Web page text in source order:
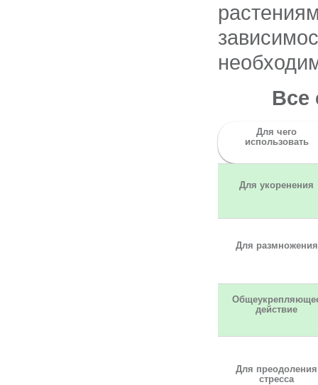
Все
Для чего
использовать
Для укоренения
Для размножения
действие
Для преодоления
стресса